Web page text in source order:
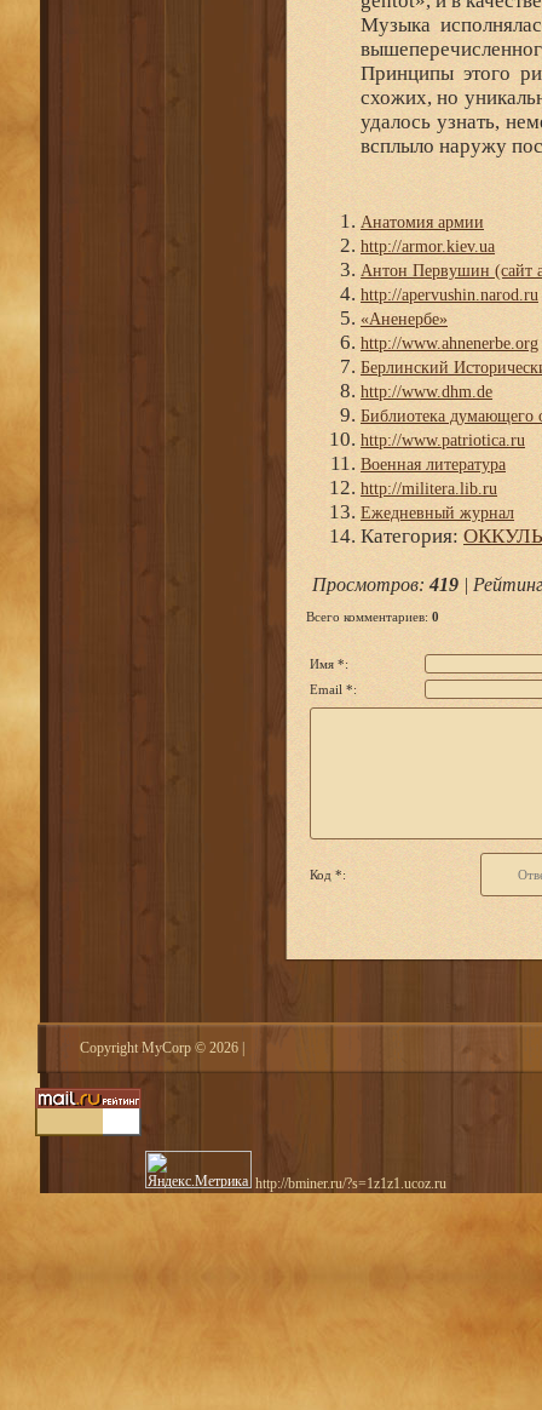
Музыка
Принципы этого
схожих, но
удалось узнать,
всплыло наружу
Анатомия армии
http://armor.kiev.ua
Антон Первушин (сайт
http://apervushin.narod.ru
«Аненербе»
http://www.ahnenerbe.org
Берлинский
http://www.dhm.de
Библиотека думающего
http://www.patriotica.ru
Военная литература
http://militera.lib.ru
Ежедневный журнал
Категория:
Просмотров:419 | Рейтинг
Всего комментариев: 0
Имя *:
Email *:
Код *:
Copyright MyCorp © 2026
http://bminer.ru/?s=1z1z1.ucoz.ru